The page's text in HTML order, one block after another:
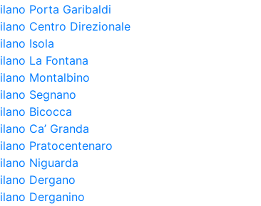
Porta Garibaldi
Centro Direzionale
Isola
La Fontana
Montalbino
Segnano
Bicocca
Ca’ Granda
Pratocentenaro
Niguarda
Dergano
Derganino